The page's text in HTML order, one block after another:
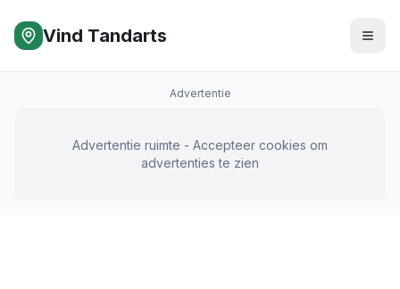
Vind Tandarts
Advertentie
Advertentie ruimte - Accepteer cookies om
advertenties te zien